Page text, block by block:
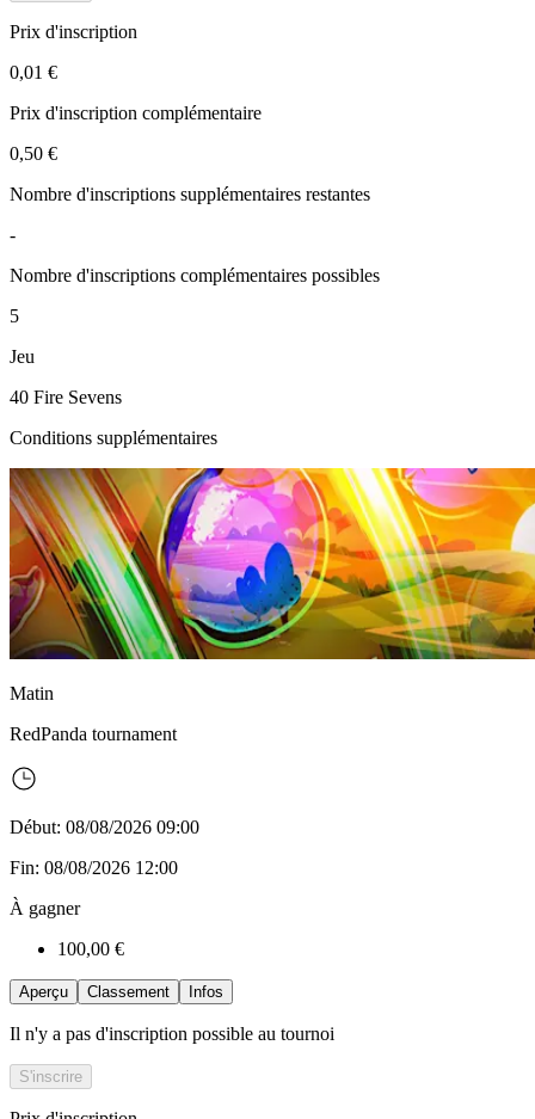
Prix d'inscription
0,01 €
Prix d'inscription complémentaire
0,50 €
Nombre d'inscriptions supplémentaires restantes
-
Nombre d'inscriptions complémentaires possibles
5
Jeu
40 Fire Sevens
Conditions supplémentaires
Matin
RedPanda tournament
Début: 08/08/2026 09:00
Fin: 08/08/2026 12:00
À gagner
100,00 €
Aperçu Classement Infos
Il n'y a pas d'inscription possible au tournoi
S'inscrire